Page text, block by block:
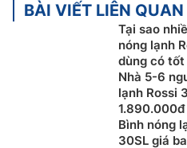
BÀI VIẾT LIÊN QUAN
Tại sao
nóng lạnh
dùng có
Nhà 5-6
lạnh Rossi
1.890.000đ
Bình nóng
30SL giá